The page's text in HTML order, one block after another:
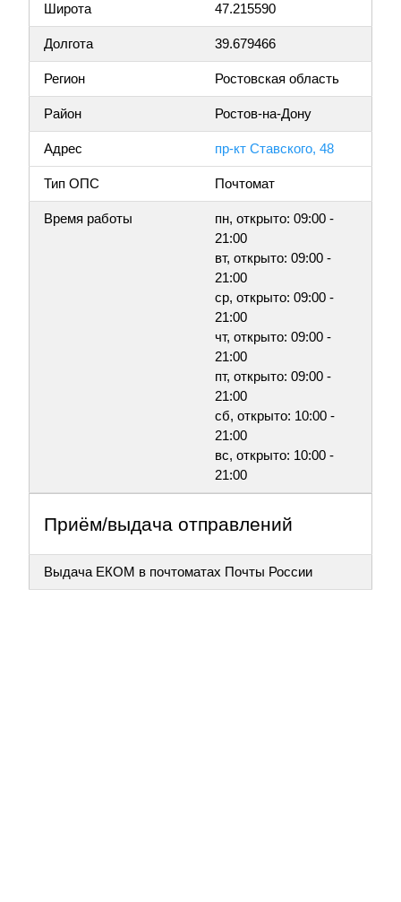
Широта 47.215590
Долгота 39.679466
Регион Ростовская область
Район Ростов-на-Дону
Адрес пр-кт Ставского, 48
Тип ОПС Почтомат
Время работы
пн, открыто: 09:00 -
21:00
вт, открыто: 09:00 -
21:00
ср, открыто: 09:00 -
21:00
чт, открыто: 09:00 -
21:00
пт, открыто: 09:00 -
21:00
сб, открыто: 10:00 -
21:00
вс, открыто: 10:00 -
21:00
Приём/выдача отправлений
Выдача ЕКОМ в почтоматах Почты России